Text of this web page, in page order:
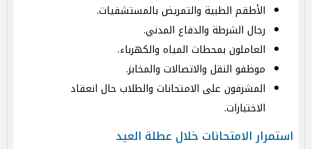
الأطقم الطبية والتمريض بالمستشفيات.
رجال الشرطة والدفاع المدني.
العاملون بمحطات المياه والكهرباء.
موظفو النقل والاتصالات والمخابز.
المشرفون على الامتحانات والطلاب حال انعقاد
الاختبارات.
استمرار الامتحانات خلال عطلة العيد